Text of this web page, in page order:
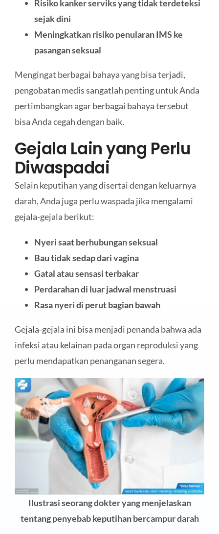
Risiko kanker serviks yang tidak terdeteksi
sejak dini
Meningkatkan risiko penularan IMS ke
pasangan seksual
Mengingat berbagai bahaya yang bisa terjadi,
pengobatan medis sangatlah penting untuk Anda
pertimbangkan agar berbagai bahaya tersebut
bisa Anda cegah dengan baik.
Gejala Lain yang Perlu
Diwaspadai
Selain keputihan yang disertai dengan keluarnya
darah, Anda juga perlu waspada jika mengalami
gejala-gejala berikut:
Nyeri saat berhubungan seksual
Bau tidak sedap dari vagina
Gatal atau sensasi terbakar
Perdarahan di luar jadwal menstruasi
Rasa nyeri di perut bagian bawah
Gejala-gejala ini bisa menjadi penanda bahwa ada
infeksi atau kelainan pada organ reproduksi yang
perlu mendapatkan penanganan segera.
Ilustrasi seorang dokter yang menjelaskan
tentang penyebab keputihan bercampur darah